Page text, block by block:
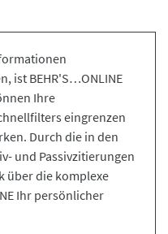
ist BEHR'S…ONLINE
Ihre
eingrenzen
Durch die in den
und Passivzitierungen
über die komplexe
Ihr persönlicher